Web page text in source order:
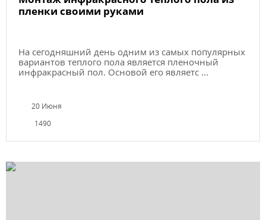
пленки своими руками
На сегодняшний день одним из самых популярных
вариантов теплого пола является пленочный
инфракрасный пол. Основой его являетс ...
20 Июня
1490